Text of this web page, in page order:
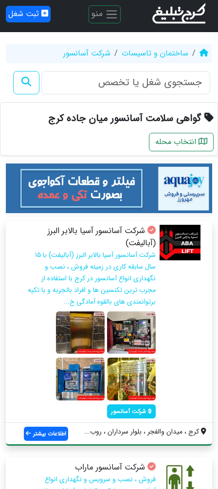
منو ثبت شغل
ساختمان و تاسیسات شرکت آسانسور
گواهی سلامت آسانسور میان جاده کرج
انتخاب محله
شرکت آسانسور آسیا بالابر البرز
(آبالیفت)
شرکت آسانسور آسیا بالابر البرز (آبالیفت) با ۱۵
سال سابقه کاری در زمینه فروش ، نصب و
نگهداری انواع آسانسور در کرج با استفاده از
مجرب ترین تکنسین ها و افراد باتجربه و با تکیه
برتوانمندی های بالقوه آمادگی خ...
شرکت آسانسور
کرج ، میدان والفجر ، بلوار سرداران ، روب... اطلاعات بیشتر
شرکت آسانسور ماراب
فروش ، نصب و سرویس و نگهداری انواع